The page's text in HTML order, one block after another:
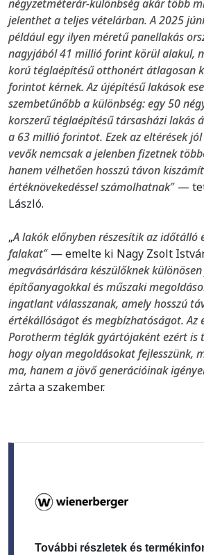
négyzetméterár-különbség akár több
jelenthet a teljes vételárban. A 2025
például egy ilyen méretű panellakás
nagyjából 41 millió forint körül alakul,
korú téglaépítésű otthonért átlagosan
forintot kérnek. Az újépítésű lakások
szembetűnőbb a különbség: egy 50
korszerű téglaépítésű társasházi lakás
a 63 millió forintot. Ezek az eltérések
vevők nemcsak a jelenben fizetnek
hanem vélhetően hosszú távon
értéknövekedéssel számolhatnak″ —
László.
„A lakók előnyben részesítik az időtálló
falakat″ — emelte ki Nagy Zsolt
megvásárlására készülőknek
építőanyagokkal és műszaki
ingatlant válasszanak, amely hosszú
értékállóságot és megbízhatóságot. Az
Porotherm téglák gyártójaként ezért is
hogy olyan megoldásokat fejlesszünk,
ma, hanem a jövő generációinak
zárta a szakember.
További részletek és